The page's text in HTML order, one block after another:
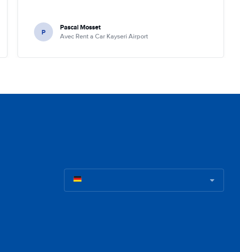
P Pascal Mosset
Avec Rent a Car Kayseri Airport